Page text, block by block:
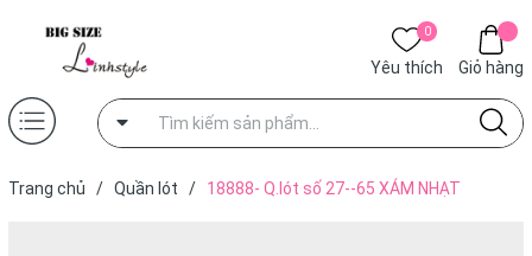
0
Yêu thích Giỏ hàng
Trang chủ / Quần lót / 18888- Q.lót số 27--65 XÁM NHẠT